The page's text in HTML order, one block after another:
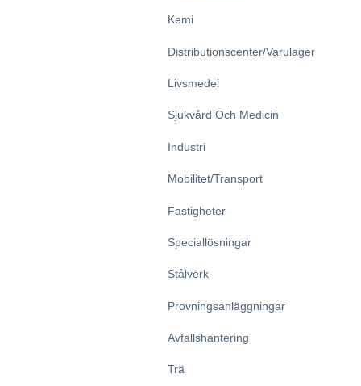
Kemi
Distributionscenter/varulager
Livsmedel
Sjukvård Och Medicin
Industri
Mobilitet/transport
Fastigheter
Speciallösningar
Stålverk
Provningsanläggningar
Avfallshantering
Trä